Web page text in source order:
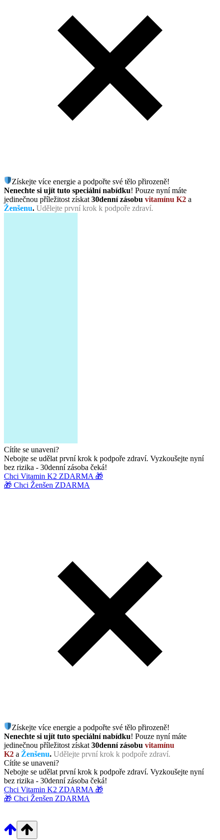
Získejte více energie a podpořte své tělo přirozeně!
Nenechte si ujít tuto speciální nabídku! Pouze nyní máte
jedinečnou příležitost získat30denní zásobu vitamínu K2 a
Ženšenu. Udělejte první krok k podpoře zdraví.
Cítíte se unaveni?
Nebojte se udělat první krok k podpoře zdraví. Vyzkoušejte nyní
bez rizika - 30denní zásoba čeká!
Chci Vitamin K2 ZDARMA 🎁
🎁 Chci Ženšen ZDARMA
Získejte více energie a podpořte své tělo přirozeně!
Nenechte si ujít tuto speciální nabídku! Pouze nyní máte
jedinečnou příležitost získat30denní zásobu vitamínu
K2 a Ženšenu. Udělejte první krok k podpoře zdraví.
Cítíte se unaveni?
Nebojte se udělat první krok k podpoře zdraví. Vyzkoušejte nyní
bez rizika - 30denní zásoba čeká!
Chci Vitamin K2 ZDARMA 🎁
🎁 Chci Ženšen ZDARMA